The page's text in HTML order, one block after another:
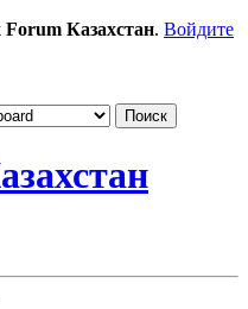
Казахстан. Войдите